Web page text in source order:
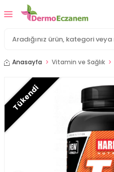
Anasayfa Vitamin ve Sağlık
Tükendi